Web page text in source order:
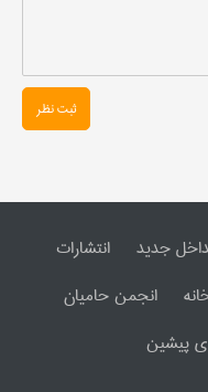
ثبت نظر
جدید
انتشارات
انجمن حامیان
پیشین